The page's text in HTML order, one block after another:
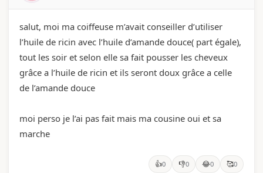
salut, moi ma coiffeuse m’avait conseiller d’utiliser
l’huile de ricin avec l’huile d’amande douce( part égale),
tout les soir et selon elle sa fait pousser les cheveux
grâce a l’huile de ricin et ils seront doux grâce a celle
de l’amande douce
moi perso je l’ai pas fait mais ma cousine oui et sa
marche
👍0 👎0 😂0 🥰0